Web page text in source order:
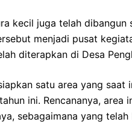
kecil juga telah dibangun
menjadi pusat
diterapkan di Desa
satu area yang saat
ini. Rencananya, area
sebagaimana yang